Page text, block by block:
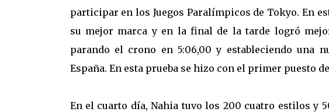
participar en los Juegos Paralímpicos de Tokyo. En
su mejor marca y en la final de la tarde logró
parando el crono en 5:06,00 y estableciendo una
España. En esta prueba se hizo con el primer puesto
En el cuarto día, Nahia tuvo los 200 cuatro estilos y